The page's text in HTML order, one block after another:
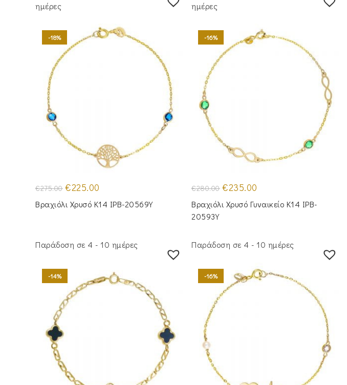
ημέρες
-18%
€275.00 Original
price
was:
€275.00.
€225.00
τιμή
είναι:
Βραχιόλι Χρυσό Κ14 IPB-20569Y
ημέρες
-16%
€280.00 Original
price
was:
€280.00.
€235.00
είναι:
Βραχιόλι Χρυσό Γυναικείο Κ14 IPB-
20593Y
Παράδοση σε 4 - 10 ημέρες
-14%
Παράδοση σε 4 - 10 ημέρες
-16%